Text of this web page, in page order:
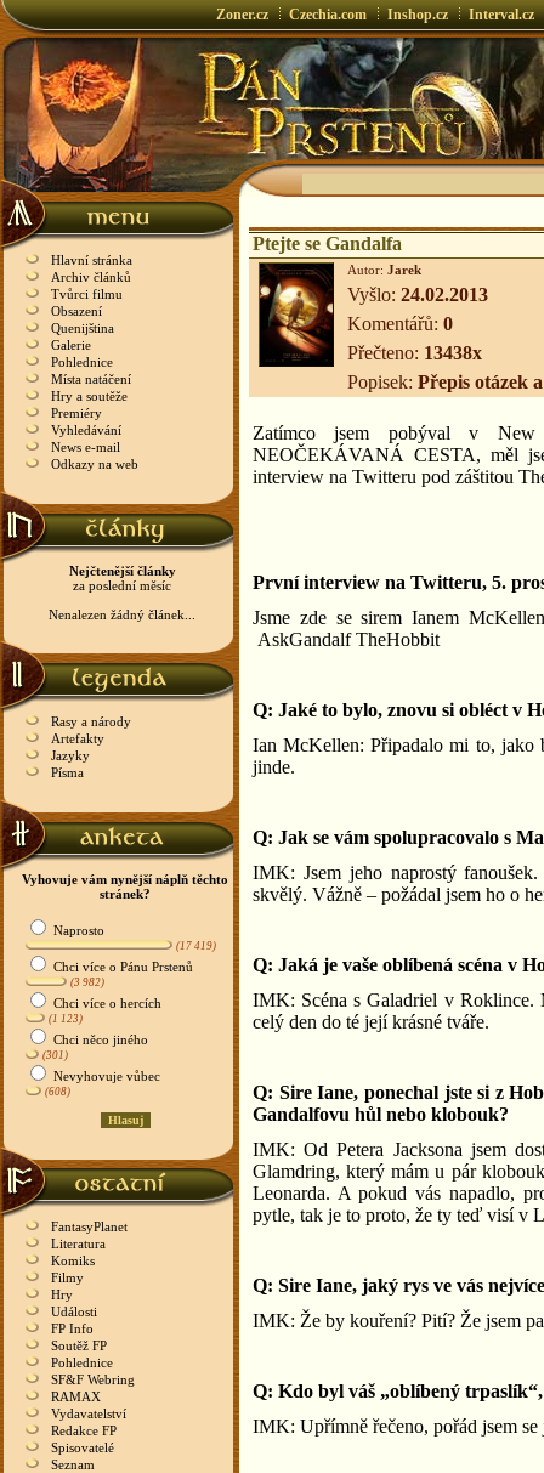
Zoner.cz Czechia.com Inshop.cz Interval.cz
Hlavní stránka
Archiv článků
Tvůrci filmu
Obsazení
Quenijština
Galerie
Pohlednice
Místa natáčení
Hry a soutěže
Premiéry
Vyhledávání
News e-mail
Odkazy na web
Nejčtenější články
za poslední měsíc
Nenalezen žádný článek...
Rasy a národy
Artefakty
Jazyky
Písma
Vyhovuje vám nynější náplň těchto
stránek?
Naprosto
(17 419)
Chci více o Pánu Prstenů
(3 982)
Chci více o hercích
(1 123)
Chci něco jiného
(301)
Nevyhovuje vůbec
(608)
FantasyPlanet
Literatura
Komiks
Filmy
Hry
Události
FP Info
Soutěž FP
Pohlednice
SF&F Webring
RAMAX
Vydavatelství
Redakce FP
Spisovatelé
Seznam
Ptejte se Gandalfa
Autor: Jarek
Vyšlo: 24.02.2013
Komentářů: 0
Přečteno: 13438x
Popisek: Přepis otázek
Zatímco jsem pobýval v
NEOČEKÁVANÁ CESTA, měl
interview na Twitteru pod záštitou
První interview na Twitteru, 5.
Jsme zde se sirem Ianem
AskGandalf TheHobbit
Q: Jaké to bylo, znovu si obléct v
Ian McKellen: Připadalo mi to, jako
jinde.
Q: Jak se vám spolupracovalo s
IMK: Jsem jeho naprostý
skvělý. Vážně – požádal jsem ho o
Q: Jaká je vaše oblíbená scéna v
IMK: Scéna s Galadriel v Roklince.
celý den do té její krásné tváře.
Q: Sire Iane, ponechal jste si z
Gandalfovu hůl nebo klobouk?
IMK: Od Petera Jacksona jsem
Glamdring, který mám u pár
Leonarda. A pokud vás napadlo,
pytle, tak je to proto, že ty teď visí v
Q: Sire Iane, jaký rys ve vás
IMK: Že by kouření? Pití? Že jsem
Q: Kdo byl váš „oblíbený
IMK: Upřímně řečeno, pořád jsem